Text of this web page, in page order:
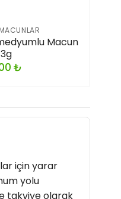
Macun
₺
için yarar
yolu
takviye olarak